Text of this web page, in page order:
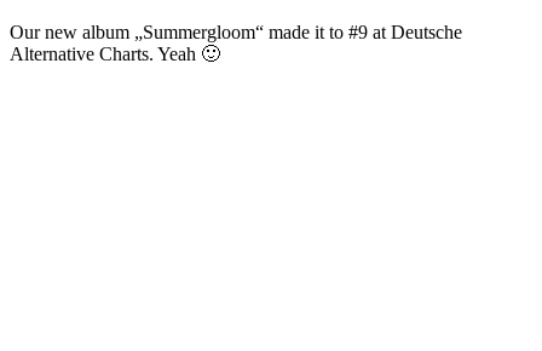
Our new album „Summergloom“ made it to #9 at Deutsche
Alternative Charts. Yeah 🙂